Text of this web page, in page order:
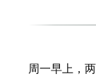
周一早上，